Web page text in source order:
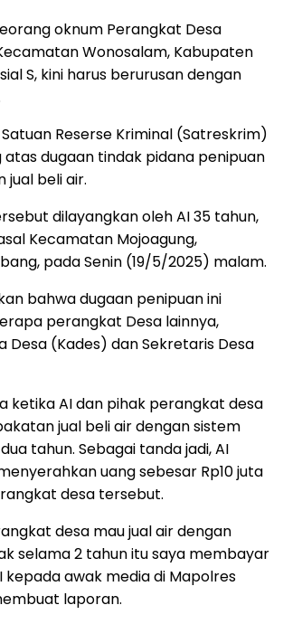
oknum Perangkat Desa
Wonosalam, Kabupaten
S, kini harus berurusan dengan
Reserse Kriminal (Satreskrim)
atas dugaan tindak pidana penipuan
jual beli air.
dilayangkan oleh AI 35 tahun,
Kecamatan Mojoagung,
pada Senin (19/5/2025) malam.
bahwa dugaan penipuan ini
perangkat Desa lainnya,
Desa (Kades) dan Sekretaris Desa
ketika AI dan pihak perangkat desa
jual beli air dengan sistem
tahun. Sebagai tanda jadi, AI
uang sebesar Rp10 juta
desa tersebut.
desa mau jual air dengan
selama 2 tahun itu saya membayar
kepada awak media di Mapolres
laporan.